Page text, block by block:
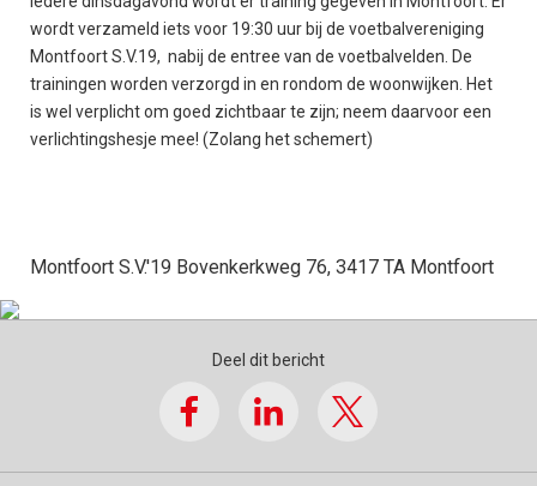
wordt verzameld iets voor 19:30 uur bij de voetbalvereniging
Montfoort S.V.19, nabij de entree van de voetbalvelden. De
trainingen worden verzorgd in en rondom de woonwijken. Het
is wel verplicht om goed zichtbaar te zijn; neem daarvoor een
verlichtingshesje mee! (Zolang het schemert)
Montfoort S.V.'19 Bovenkerkweg 76, 3417 TA Montfoort
Deel dit bericht